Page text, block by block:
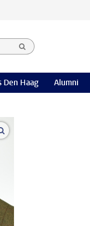
Den Haag Alumni
open modal